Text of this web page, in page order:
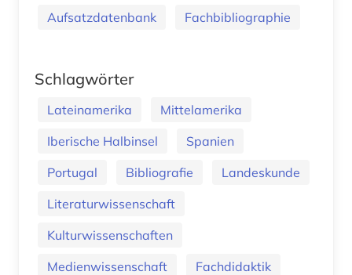
Aufsatzdatenbank Fachbibliographie
Schlagwörter
Lateinamerika
Mittelamerika
Iberische Halbinsel
Spanien
Portugal
Bibliografie
Landeskunde
Literaturwissenschaft
Kulturwissenschaften
Medienwissenschaft
Fachdidaktik